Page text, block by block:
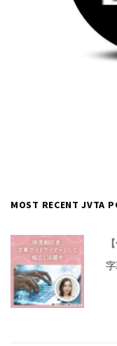
MOST RECENT JVTA